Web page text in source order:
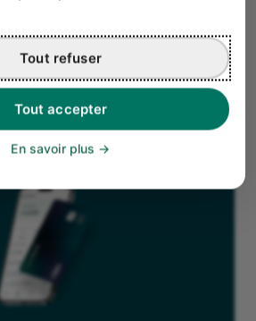
Tout accepter
Tout refuser
En savoir plus
en charge.
et collaborateurs
d’être différé. Une
permet d’éviter les